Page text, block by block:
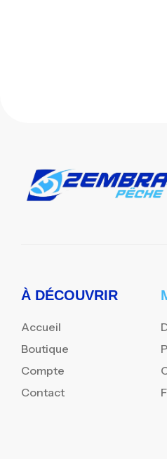
À DÉCOUVRIR
Accueil
Boutique
Compte
Contact